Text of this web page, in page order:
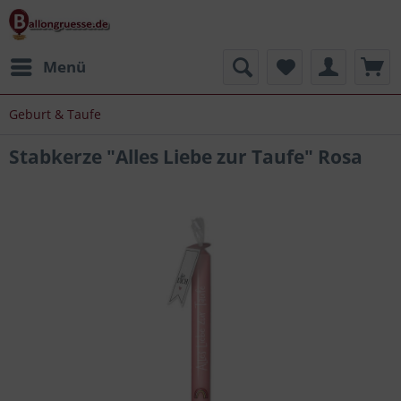
Menü
Geburt & Taufe
Stabkerze "Alles Liebe zur Taufe" Rosa